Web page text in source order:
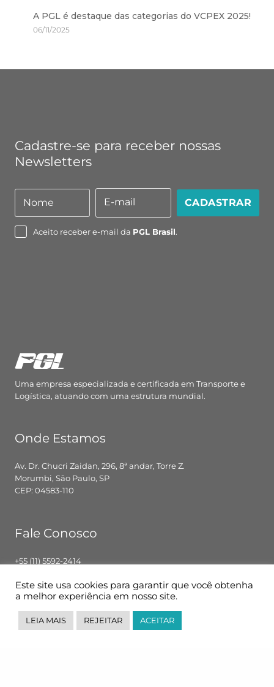
A PGL é destaque das categorias do VCPEX 2025!
06/11/2025
Cadastre-se para receber nossas
Newsletters
Nome
Nome
mail
E-mail CADASTRAR
Aceito receber e-mail da PGL Brasil.
Uma empresa especializada e certificada em Transporte e
Logística, atuando com uma estrutura mundial.
Onde Estamos
Av. Dr. Chucri Zaidan, 296, 8ª andar, Torre Z.
Morumbi, São Paulo, SP
CEP: 04583-110
Fale Conosco
+55 (11) 5592-2414
Segunda – Sexta: 8h00 – 18h00
Siga-nos
Este site usa cookies para garantir que você obtenha
a melhor experiência em nosso site.
LEIA MAIS REJEITAR ACEITAR